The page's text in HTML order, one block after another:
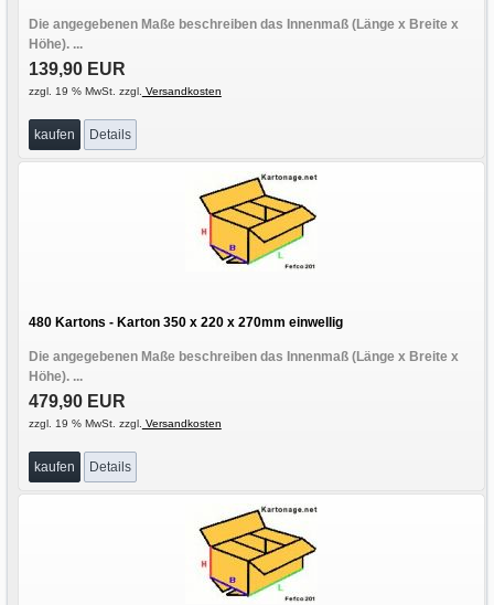
Die angegebenen Maße beschreiben das Innenmaß (Länge x Breite x
Höhe). ...
139,90 EUR
zzgl. 19 % MwSt. zzgl. Versandkosten
kaufen Details
480 Kartons - Karton 350 x 220 x 270mm einwellig
Die angegebenen Maße beschreiben das Innenmaß (Länge x Breite x
Höhe). ...
479,90 EUR
zzgl. 19 % MwSt. zzgl. Versandkosten
kaufen Details